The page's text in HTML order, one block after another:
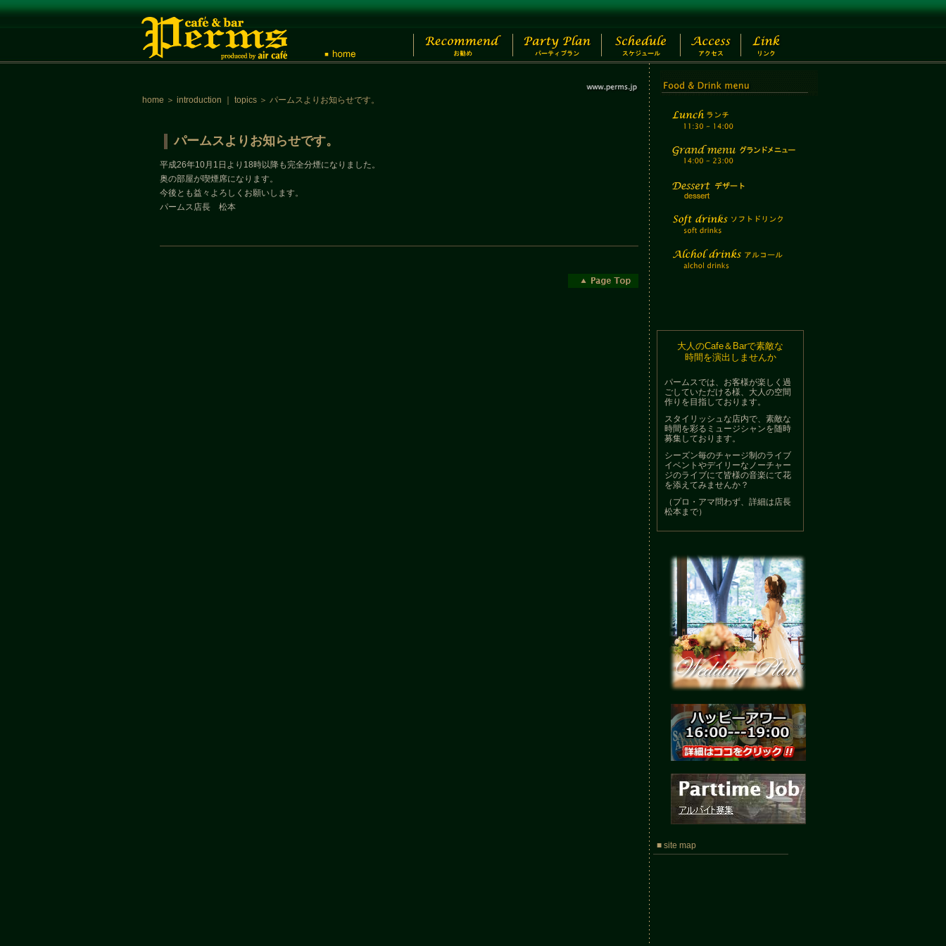
home ＞ introduction topics ＞ パームスよりお知らせです。
パームスよりお知らせです。
平成26年10月1日より18時以降も完全分煙になりました。
奥の部屋が喫煙席になります。
今後とも益々よろしくお願いします。
パームス店長 松本
大人のCafe＆Barで素敵な
時間を演出しませんか
パームスでは、お客様が楽しく過
ごしていただける様、大人の空間
作りを目指しております。
スタイリッシュな店内で、素敵な
時間を彩るミュージシャンを随時
募集しております。
シーズン毎のチャージ制のライブ
イベントやデイリーなノーチャー
ジのライブにて皆様の音楽にて花
を添えてみませんか？
（プロ・アマ問わず、詳細は店長
松本まで）
■ site map